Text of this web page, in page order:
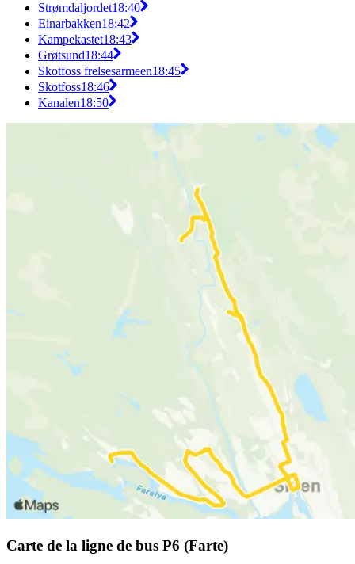
Strømdaljordet18:40
Einarbakken18:42
Kampekastet18:43
Grøtsund18:44
Skotfoss frelsesarmeen18:45
Skotfoss18:46
Kanalen18:50
Carte de la ligne de bus P6 (Farte)